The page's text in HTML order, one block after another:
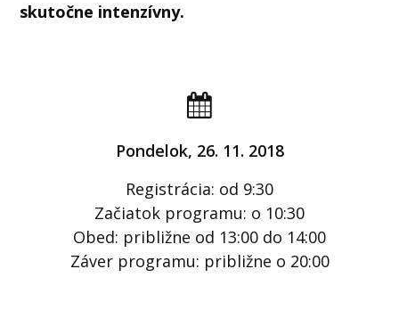
skutočne intenzívny.
Pondelok, 26. 11. 2018
Registrácia: od 9:30
Začiatok programu: o 10:30
Obed: približne od 13:00 do 14:00
Záver programu: približne o 20:00